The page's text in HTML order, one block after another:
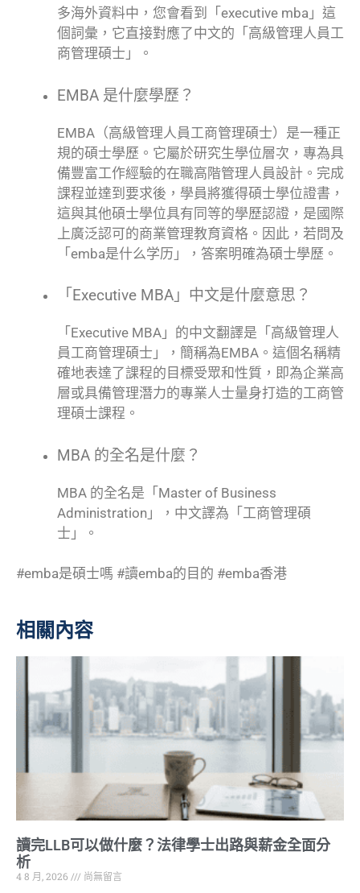
多海外資料中，您會看到「executive mba」這
個詞彙，它直接對應了中文的「高級管理人員工
商管理碩士」。
EMBA 是什麼學歷？
EMBA（高級管理人員工商管理碩士）是一種正
規的碩士學歷。它屬於研究生學位層次，專為具
備豐富工作經驗的在職高階管理人員設計。完成
課程並達到要求後，學員將獲得碩士學位證書，
這與其他碩士學位具有同等的學歷認證，是國際
上廣泛認可的商業管理教育資格。因此，若問及
「emba是什么学历」，答案明確為碩士學歷。
「Executive MBA」中文是什麼意思？
「Executive MBA」的中文翻譯是「高級管理人
員工商管理碩士」，簡稱為EMBA。這個名稱精
確地表達了課程的目標受眾和性質，即為企業高
層或具備管理潛力的專業人士量身打造的工商管
理碩士課程。
MBA 的全名是什麼？
MBA 的全名是「Master of Business
Administration」，中文譯為「工商管理碩
士」。
#emba是碩士嗎 #讀emba的目的 #emba香港
相關內容
讀完LLB可以做什麼？法律學士出路與薪金全面分
析
4 8 月, 2026
尚無留言